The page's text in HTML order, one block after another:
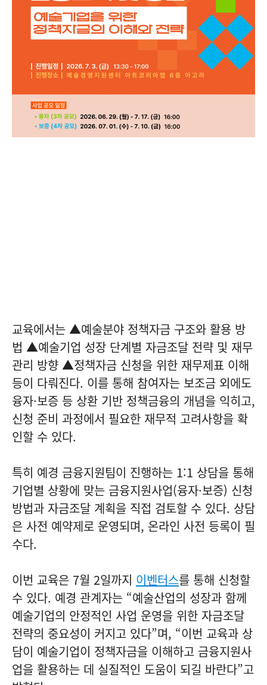
교육에서는 ▲예술분야 정책자금 구조와 활용 방
법 ▲예술기업 성장 단계별 자금조달 전략 및 재무
관리 방향 ▲정책자금 신청을 위한 재무제표 이해
등이 다뤄진다. 이를 통해 참여자는 보조금 외에도
융자·보증 등 상환 기반 정책금융의 개념을 익히고,
신청 준비 과정에서 필요한 재무적 고려사항을 확
인할 수 있다.
특히 예경 금융지원팀이 진행하는 1:1 상담을 통해
기업별 상황에 맞는 금융지원사업(융자·보증) 신청
방법과 자금조달 계획을 직접 검토할 수 있다. 상담
은 사전 예약제로 운영되며, 온라인 사전 등록이 필
수다.
이번 교육은 7월 2일까지 이벤터스를 통해 신청할
수 있다. 예경 관계자는 “예술산업의 성장과 함께
예술기업의 안정적인 사업 운영을 위한 자금조달
전략의 중요성이 커지고 있다”며, “이번 교육과 상
담이 예술기업이 정책자금을 이해하고 금융지원사
업을 활용하는 데 실질적인 도움이 되길 바란다”고